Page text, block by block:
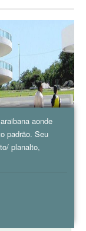
aonde
padrão. Seu
planalto,